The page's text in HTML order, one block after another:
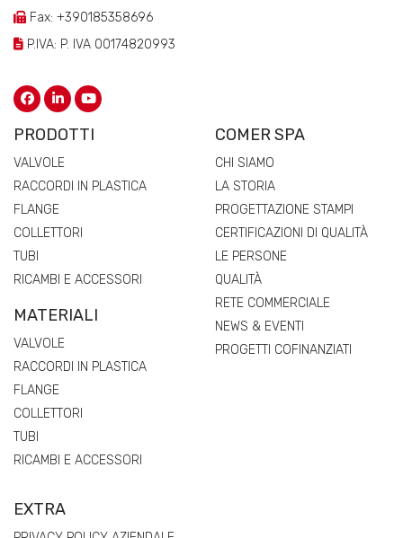
Fax: +390185358696
P.IVA: P. IVA 00174820993
PRODOTTI
VALVOLE
RACCORDI IN PLASTICA
FLANGE
COLLETTORI
TUBI
RICAMBI E ACCESSORI
MATERIALI
VALVOLE
RACCORDI IN PLASTICA
FLANGE
COLLETTORI
TUBI
RICAMBI E ACCESSORI
COMER SPA
CHI SIAMO
LA STORIA
PROGETTAZIONE STAMPI
CERTIFICAZIONI DI QUALITÀ
LE PERSONE
QUALITÀ
RETE COMMERCIALE
NEWS & EVENTI
PROGETTI COFINANZIATI
EXTRA